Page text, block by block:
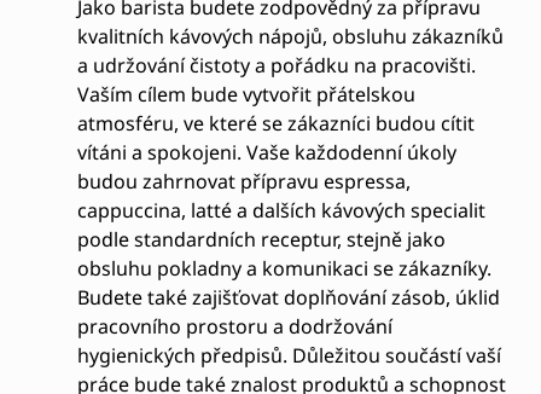
Jako barista budete zodpovědný za přípravu
kvalitních kávových nápojů, obsluhu zákazníků
a udržování čistoty a pořádku na pracovišti.
Vaším cílem bude vytvořit přátelskou
atmosféru, ve které se zákazníci budou cítit
vítáni a spokojeni. Vaše každodenní úkoly
budou zahrnovat přípravu espressa,
cappuccina, latté a dalších kávových specialit
podle standardních receptur, stejně jako
obsluhu pokladny a komunikaci se zákazníky.
Budete také zajišťovat doplňování zásob, úklid
pracovního prostoru a dodržování
hygienických předpisů. Důležitou součástí vaší
práce bude také znalost produktů a schopnost